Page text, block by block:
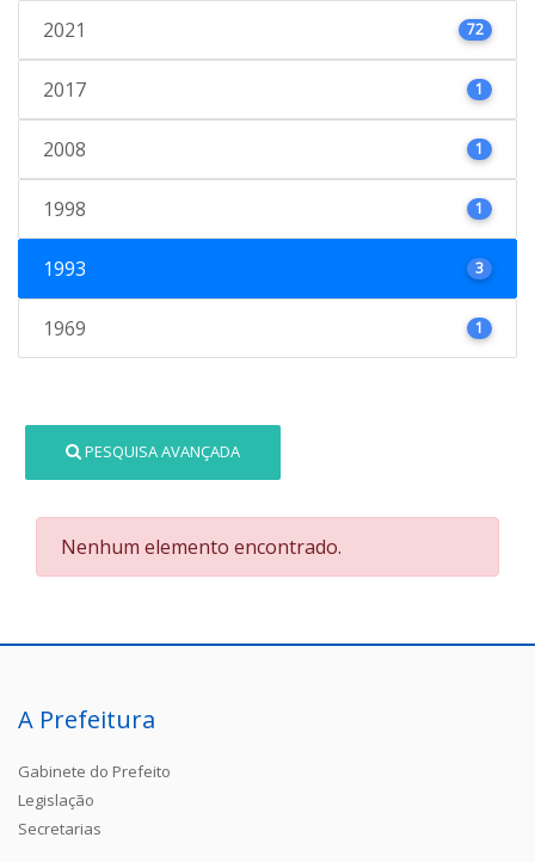
2021 72
2017 1
2008 1
1998 1
1993 3
1969 1
PESQUISA AVANÇADA
Nenhum elemento encontrado.
A Prefeitura
Gabinete do Prefeito
Legislação
Secretarias